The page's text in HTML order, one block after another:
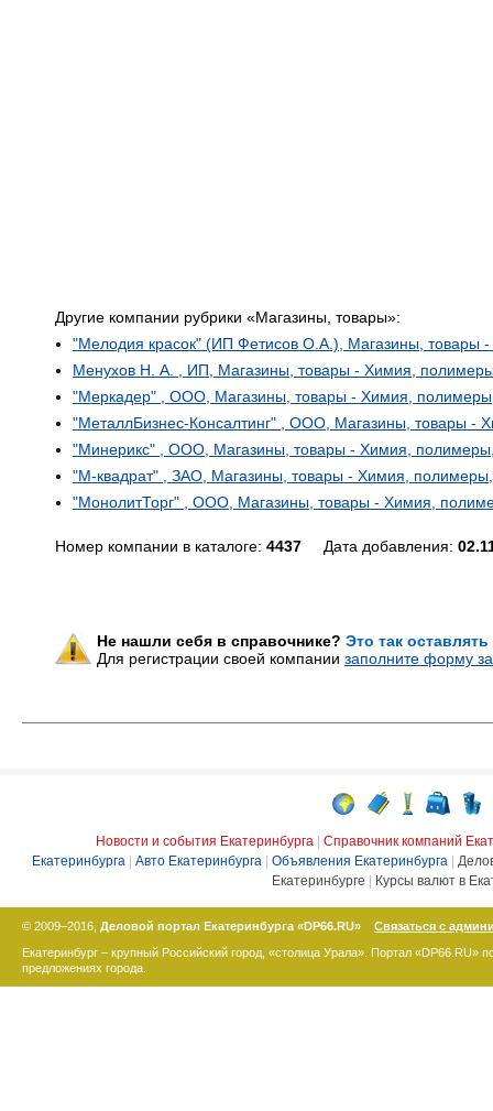
Другие компании рубрики «Магазины, товары»:
"Мелодия красок" (ИП Фетисов О.А.), Магазины,
Менухов Н. А. , ИП, Магазины, товары - Химия,
"Меркадер" , ООО, Магазины, товары - Химия,
"МеталлБизнес-Консалтинг" , ООО, Магазины, товары -
"Минерикс" , ООО, Магазины, товары - Химия,
"М-квадрат" , ЗАО, Магазины, товары - Химия,
"МонолитТорг" , ООО, Магазины, товары - Химия,
Номер компании в каталоге: 4437 Дата добавления:
Не нашли себя в справочнике? Это так
Для регистрации своей компании заполните форму
Новости и события Екатеринбурга
Справочник компаний
Екатеринбурга
Авто Екатеринбурга Объявления Екатеринбурга
Екатеринбурге
Курсы валют в
© 2009–2016, Деловой портал Екатеринбурга «DP66.RU»
Связаться с
Екатеринбург – крупный Российский город, «столица Урала». Портал «DP66.RU»
предложениях города.